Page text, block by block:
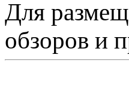
Для
обзоров и